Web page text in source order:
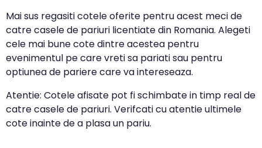
Mai sus regasiti cotele oferite pentru acest meci de
catre casele de pariuri licentiate din Romania. Alegeti
cele mai bune cote dintre acestea pentru
evenimentul pe care vreti sa pariati sau pentru
optiunea de pariere care va intereseaza.
Atentie: Cotele afisate pot fi schimbate in timp real de
catre casele de pariuri. Verifcati cu atentie ultimele
cote inainte de a plasa un pariu.